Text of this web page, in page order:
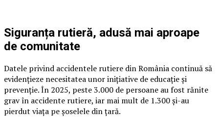
Siguranța rutieră, adusă mai aproape
de comunitate
Datele privind accidentele rutiere din România continuă să
evidențieze necesitatea unor inițiative de educație și
prevenție. În 2025, peste 3.000 de persoane au fost rănite
grav în accidente rutiere, iar mai mult de 1.300 și-au
pierdut viața pe șoselele din țară.